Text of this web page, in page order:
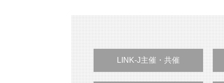
LINK-J主催・共催